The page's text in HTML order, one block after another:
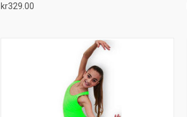
Compare
kr329.00